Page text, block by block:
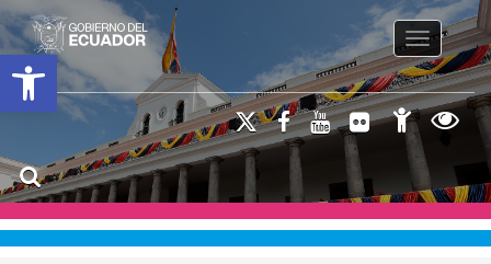
Open toolbar
Toggle